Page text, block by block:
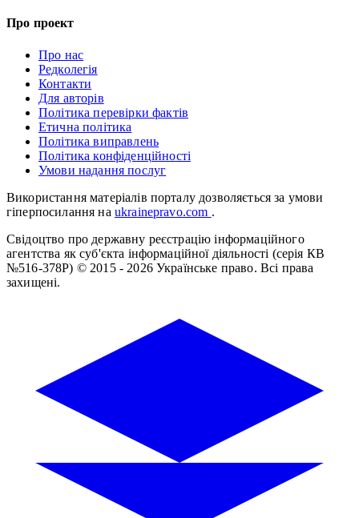
Про проект
Про нас
Редколегія
Контакти
Для авторів
Політика перевірки фактів
Етична політика
Політика виправлень
Політика конфіденційності
Умови надання послуг
Використання матеріалів порталу дозволяється за умови
гіперпосилання на ukrainepravo.com .
Свідоцтво про державну реєстрацію інформаційного
агентства як суб'єкта інформаційної діяльності (серія КВ
№516-378Р) © 2015 - 2026 Українське право. Всі права
захищені.